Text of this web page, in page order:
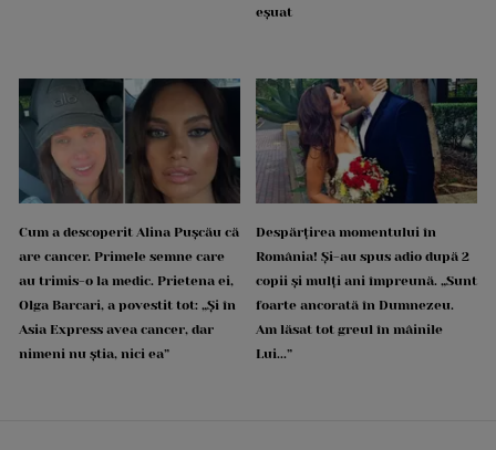
eșuat
Cum a descoperit Alina Pușcău că
are cancer. Primele semne care
au trimis-o la medic. Prietena ei,
Olga Barcari, a povestit tot: „Și în
Asia Express avea cancer, dar
nimeni nu știa, nici ea”
Despărțirea momentului în
România! Și-au spus adio după 2
copii și mulți ani împreună. „Sunt
foarte ancorată în Dumnezeu.
Am lăsat tot greul în mâinile
Lui...”